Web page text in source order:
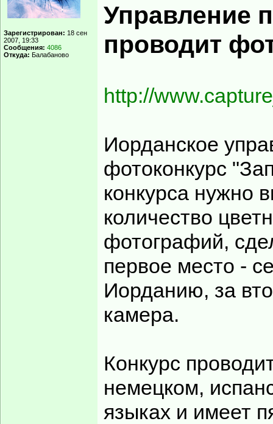
Зарегистрирован: 18 сен
2007, 19:33
Сообщения: 4086
Откуда: Балабаново
Управление
проводит
http://
Иорданское
фотоконкурс
конкурса нужно
количество
фотографий,
первое место -
Иорданию, за
камера.
Конкурс
немецком,
языках и имеет